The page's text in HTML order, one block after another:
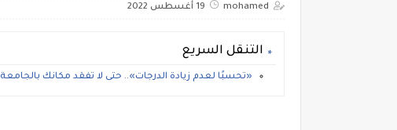
mohamed 19 أغسطس 2022
التنقل السريع
«تحسبًا لعدم زيادة الدرجات».. حتى لا تفقد مكانك بالجامعة